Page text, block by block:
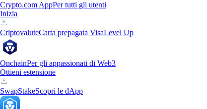
Crypto.com AppPer tutti gli utenti
Inizia
CriptovaluteCarta prepagata VisaLevel Up
OnchainPer gli appassionati di Web3
Ottieni estensione
SwapStakeScopri le dApp